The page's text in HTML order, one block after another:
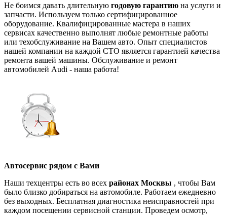
Не боимся давать длительную годовую гарантию на услуги и
запчасти. Используем только сертифицированное
оборудование. Квалифицированные мастера в наших
сервисах качественно выполнят любые ремонтные работы
или техобслуживание на Вашем авто. Опыт специалистов
нашей компании на каждой СТО является гарантией качества
ремонта вашей машины. Обслуживание и ремонт
автомобилей Audi - наша работа!
Автосервис рядом с Вами
Наши техцентры есть во всех районах Москвы , чтобы Вам
было близко добираться на автомобиле. Работаем ежедневно
без выходных. Бесплатная диагностика неисправностей при
каждом посещении сервисной станции. Проведем осмотр,